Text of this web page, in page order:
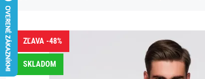
ZĽAVA -48%
SKLADOM